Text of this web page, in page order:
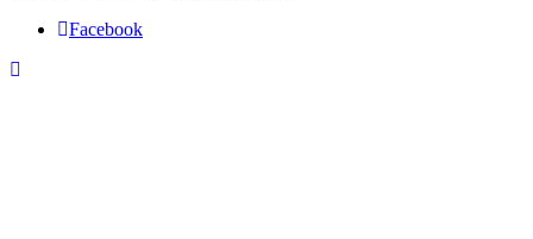
Facebook